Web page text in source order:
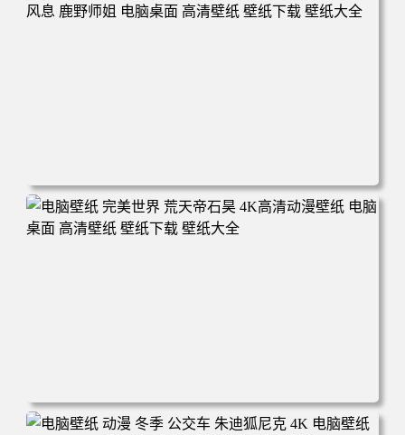
面 高清壁纸 壁纸下载 壁纸大全
电脑壁纸 动漫 无限 罗小黑 罗小黑战记 罗小黑战记2 风息
鹿野师姐 电脑桌面 高清壁纸 壁纸下载 壁纸大全
电脑壁纸 完美世界 荒天帝石昊 4K高清动漫壁纸 电脑桌面